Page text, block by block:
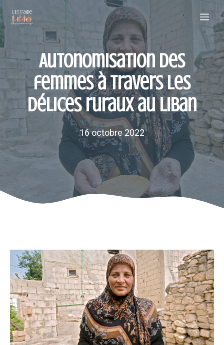
Aller
au
contenu
Autonomisation des
femmes à travers les
délices ruraux au Liban
16 octobre 2022